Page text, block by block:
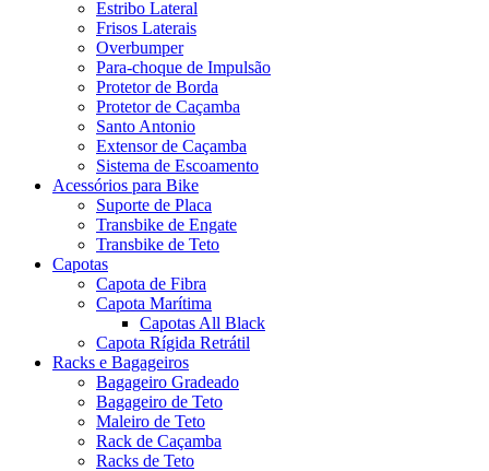
Estribo Lateral
Frisos Laterais
Overbumper
Para-choque de Impulsão
Protetor de Borda
Protetor de Caçamba
Santo Antonio
Extensor de Caçamba
Sistema de Escoamento
Acessórios para Bike
Suporte de Placa
Transbike de Engate
Transbike de Teto
Capotas
Capota de Fibra
Capota Marítima
Capotas All Black
Capota Rígida Retrátil
Racks e Bagageiros
Bagageiro Gradeado
Bagageiro de Teto
Maleiro de Teto
Rack de Caçamba
Racks de Teto